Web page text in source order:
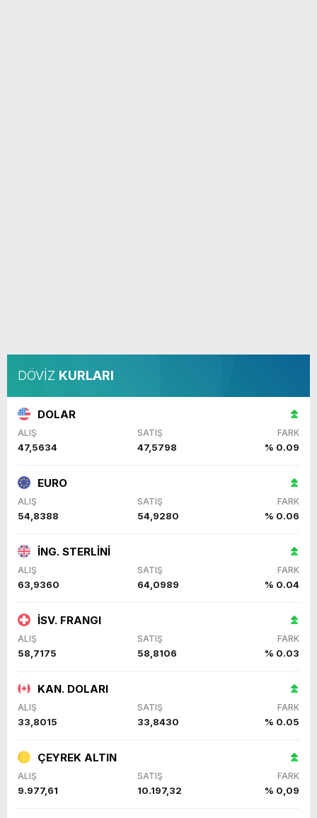
DÖVİZ KURLARI
DOLAR
ALIŞ SATIŞ FARK
47,5634 47,5798 % 0.09
EURO
ALIŞ SATIŞ FARK
54,8388 54,9280 % 0.06
İNG. STERLİNİ
ALIŞ SATIŞ FARK
63,9360 64,0989 % 0.04
İSV. FRANGI
ALIŞ SATIŞ FARK
58,7175 58,8106 % 0.03
KAN. DOLARI
ALIŞ SATIŞ FARK
33,8015 33,8430 % 0.05
ÇEYREK ALTIN
ALIŞ SATIŞ FARK
9.977,61 10.197,32 % 0,09